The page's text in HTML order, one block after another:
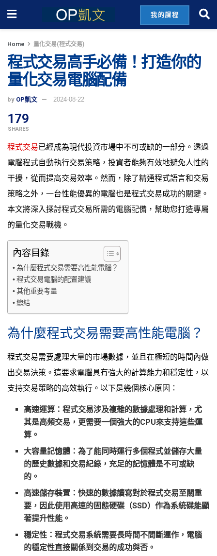
我的課程
Home 量化交易(程式交易)
程式交易高手必備！打造你的
量化交易電腦配備
by OP凱文 2024-08-22
179
SHARES
程式交易已經成為現代投資市場中不可或缺的一部分。透過
電腦程式自動執行交易策略，投資者能夠有效地避免人性的
干擾，從而提高交易效率。然而，除了精通程式語言和交易
策略之外，一台性能優異的電腦也是程式交易成功的關鍵。
本文將深入探討程式交易所需的電腦配備，幫助您打造專屬
的量化交易戰機。
內容目錄
為什麼程式交易需要高性能電腦？
程式交易電腦的配置建議
其他重要考量
總結
為什麼程式交易需要高性能電腦？
程式交易需要處理大量的市場數據，並且在極短的時間內做
出交易決策。這要求電腦具有強大的計算能力和穩定性，以
支持交易策略的高效執行。以下是幾個核心原因：
高速運算 ：程式交易涉及複雜的數據處理和計算，尤
其是高頻交易，更需要一個強大的CPU來支持這些運
算。
大容量記憶體 ：為了能同時運行多個程式並儲存大量
的歷史數據和交易紀錄，充足的記憶體是不可或缺
的。
高速儲存裝置 ：快速的數據讀寫對於程式交易至關重
要，因此使用高速的固態硬碟（SSD）作為系統碟能顯
著提升性能。
穩定性 ：程式交易系統需要長時間不間斷運作，電腦
的穩定性直接關係到交易的成功與否。